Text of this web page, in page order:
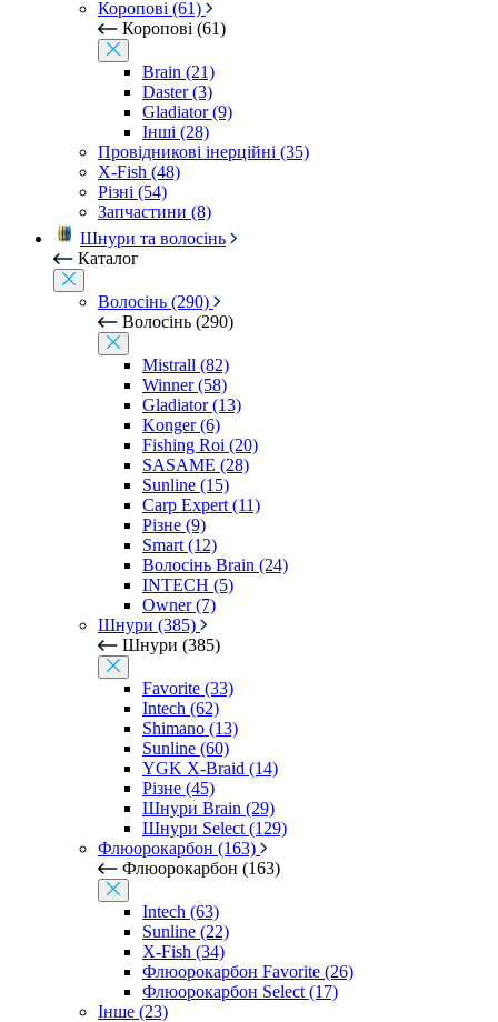
Коропові (61)
Коропові (61)
Brain (21)
Daster (3)
Gladiator (9)
Інші (28)
Провідникові інерційні (35)
X-Fish (48)
Різні (54)
Запчастини (8)
Шнури та волосінь
Каталог
Волосінь (290)
Волосінь (290)
Mistrall (82)
Winner (58)
Gladiator (13)
Konger (6)
Fishing Roi (20)
SASAME (28)
Sunline (15)
Carp Expert (11)
Різне (9)
Smart (12)
Волосінь Brain (24)
INTECH (5)
Owner (7)
Шнури (385)
Шнури (385)
Favorite (33)
Intech (62)
Shimano (13)
Sunline (60)
YGK X-Braid (14)
Різне (45)
Шнури Brain (29)
Шнури Select (129)
Флюорокарбон (163)
Флюорокарбон (163)
Intech (63)
Sunline (22)
X-Fish (34)
Флюорокарбон Favorite (26)
Флюорокарбон Select (17)
Інше (23)